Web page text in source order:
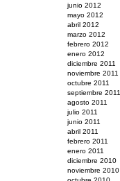
junio 2012
mayo 2012
abril 2012
marzo 2012
febrero 2012
enero 2012
diciembre 2011
noviembre 2011
octubre 2011
septiembre 2011
agosto 2011
julio 2011
junio 2011
abril 2011
febrero 2011
enero 2011
diciembre 2010
noviembre 2010